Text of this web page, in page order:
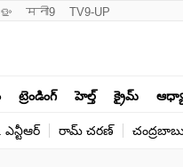
मनी9 TV9-UP
ట్రెండింగ్ హెల్త్‌ క్రైమ్
ఎన్టీఆర్ రామ్ చ‌ర‌ణ్‌